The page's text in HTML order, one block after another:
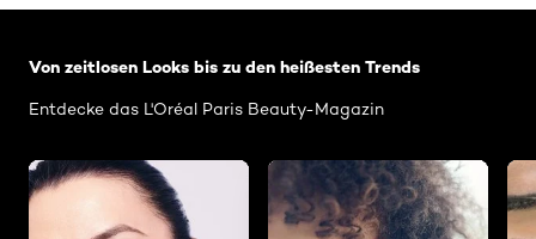
Von zeitlosen Looks bis zu den heißesten Trends
Entdecke das L'Oréal Paris Beauty-Magazin